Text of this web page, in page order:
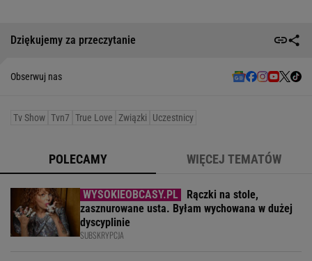
Dziękujemy za przeczytanie
Obserwuj nas
Tv Show Tvn7 True Love Związki Uczestnicy
POLECAMY WIĘCEJ TEMATÓW
Rączki na stole,
zasznurowane usta. Byłam wychowana w dużej
dyscyplinie
SUBSKRYPCJA